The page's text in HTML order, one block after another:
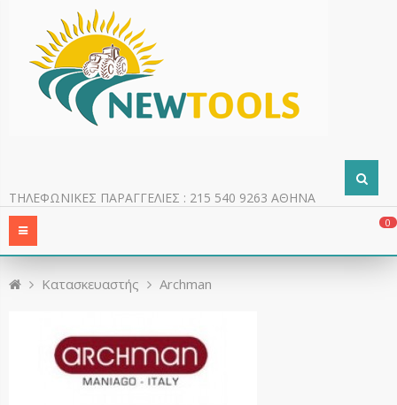
0
ΤΗΛΕΦΩΝΙΚΕΣ ΠΑΡΑΓΓΕΛΙΕΣ : 215 540 9263 ΑΘΗΝΑ
Κατασκευαστής Archman